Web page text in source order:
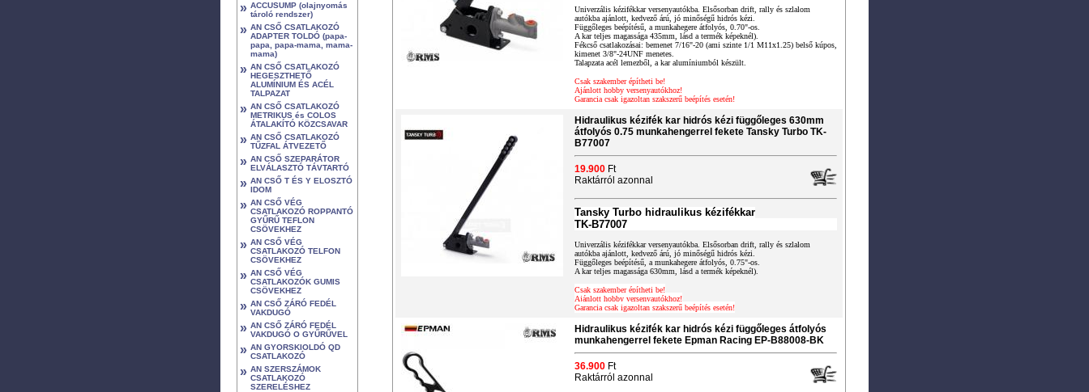
» ACCUSUMP (olajnyomás
tároló rendszer)
» AN CSŐ CSATLAKOZÓ
ADAPTER TOLDÓ (papa-
papa, papa-mama, mama-
mama)
» AN CSŐ CSATLAKOZÓ
HEGESZTHETŐ
ALUMÍNIUM ÉS ACÉL
TALPAZAT
» AN CSŐ CSATLAKOZÓ
METRIKUS és COLOS
ÁTALAKÍTÓ KÖZCSAVAR
» AN CSŐ CSATLAKOZÓ
TŰZFAL ÁTVEZETŐ
» AN CSŐ SZEPARÁTOR
ELVÁLASZTÓ TÁVTARTÓ
» AN CSŐ T ÉS Y ELOSZTÓ
IDOM
» AN CSŐ VÉG
CSATLAKOZÓ ROPPANTÓ
GYŰRŰ TEFLON
CSÖVEKHEZ
» AN CSŐ VÉG
CSATLAKOZÓ TELFON
CSÖVEKHEZ
» AN CSŐ VÉG
CSATLAKOZÓK GUMIS
CSÖVEKHEZ
» AN CSŐ ZÁRÓ FEDÉL
VAKDUGÓ
» AN CSŐ ZÁRÓ FEDÉL
VAKDUGÓ O GYŰRŰVEL
» AN GYORSKIOLDÓ QD
CSATLAKOZÓ
» AN SZERSZÁMOK
CSATLAKOZÓ
SZERELÉSHEZ
Univerzális kézifékkar versenyautókba. Elsősorban drift, rally és szlalom
autókba ajánlott, kedvező árú, jó minőségű hidrós kézi.
Függőleges beépítésű, a munkahegere átfolyós, 0.70"-os.
A kar teljes magassága 435mm, lásd a termék képeknél).
Fékcső csatlakozásai: bemenet 7/16"-20 (ami szinte 1/1 M11x1.25) belső kúpos,
kimenet 3/8"-24UNF menetes.
Talapzata acél lemezből, a kar alumíniumból készült.
Csak szakember építheti be!
Ajánlott hobby versenyautókhoz!
Garancia csak igazoltan szakszerű beépítés esetén!
Hidraulikus kézifék kar hidrós kézi függőleges 630mm
átfolyós 0.75 munkahengerrel fekete Tansky Turbo TK-
B77007
19.900 Ft
Raktárról azonnal
Tansky Turbo hidraulikus kézifékkar
TK-B77007
Univerzális kézifékkar versenyautókba. Elsősorban drift, rally és szlalom
autókba ajánlott, kedvező árú, jó minőségű hidrós kézi.
Függőleges beépítésű, a munkahegere átfolyós, 0.75"-os.
A kar teljes magassága 630mm, lásd a termék képeknél).
Csak szakember építheti be!
Ajánlott hobby versenyautókhoz!
Garancia csak igazoltan szakszerű beépítés esetén!
Hidraulikus kézifék kar hidrós kézi függőleges átfolyós
munkahengerrel fekete Epman Racing EP-B88008-BK
36.900 Ft
Raktárról azonnal